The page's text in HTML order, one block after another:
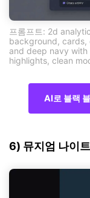
프롬프트: 2d
background, cards,
and deep navy
highlights, clean
AI로 블랙
6) 뮤지엄 나이트